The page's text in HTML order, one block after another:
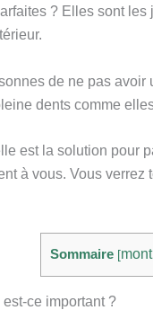
? Elles sont
de ne pas
dents comme
est la solution pour
à vous. Vous
Sommaire [
ce important ?